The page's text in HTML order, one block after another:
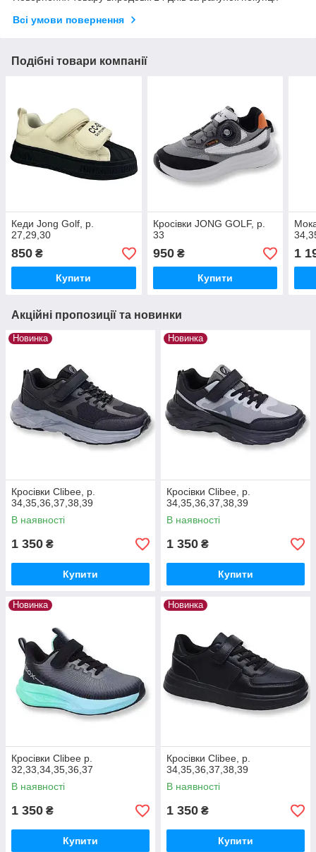
Всі умови повернення
Подібні товари компанії
Кеди Jong Golf, р.
27,29,30
850 ₴
Купити
Кросівки JONG GOLF, р.
33
950₴
Купити
1
Акційні пропозиції та новинки
Новинка
Кросівки Clibee, р.
34,35,36,37,38,39
В наявності
1 350 ₴
Купити
Новинка
Кросівки Clibee, р.
34,35,36,37,38,39
В наявності
1 350 ₴
Купити
Новинка
Кросівки Clibee р.
32,33,34,35,36,37
В наявності
1 350 ₴
Купити
Новинка
Кросівки Clibee, р.
34,35,36,37,38,39
В наявності
1 350 ₴
Купити